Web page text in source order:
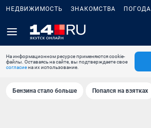
НЕДВИЖИМОСТЬ ЗНАКОМСТВА ПОГОДА
На информационном ресурсе применяются cookie-
файлы. Оставаясь на сайте, вы подтверждаете свое
согласиена их использование.
Бензина стало больше Попался на взятках